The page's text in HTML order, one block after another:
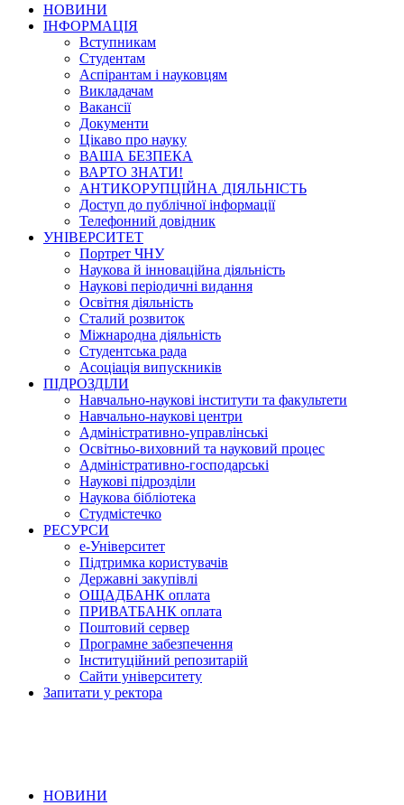
НОВИНИ
ІНФОРМАЦІЯ
Вступникам
Студентам
Аспірантам і науковцям
Викладачам
Вакансії
Документи
Цікаво про науку
ВАША БЕЗПЕКА
ВАРТО ЗНАТИ!
АНТИКОРУПЦІЙНА ДІЯЛЬНІСТЬ
Доступ до публічної інформації
Телефонний довідник
УНІВЕРСИТЕТ
Портрет ЧНУ
Наукова й інноваційна діяльність
Наукові періодичні видання
Освітня діяльність
Сталий розвиток
Міжнародна діяльність
Студентська рада
Асоціація випускників
ПІДРОЗДІЛИ
Навчально-наукові інститути та факультети
Навчально-наукові центри
Адміністративно-управлінські
Освітньо-виховний та науковий процес
Адміністративно-господарські
Наукові підрозділи
Наукова бібліотека
Студмістечко
РЕСУРСИ
е-Університет
Підтримка користувачів
Державні закупівлі
ОЩАДБАНК оплата
ПРИВАТБАНК оплата
Поштовий сервер
Програмне забезпечення
Інституційний репозитарій
Сайти університету
Запитати у ректора
НОВИНИ